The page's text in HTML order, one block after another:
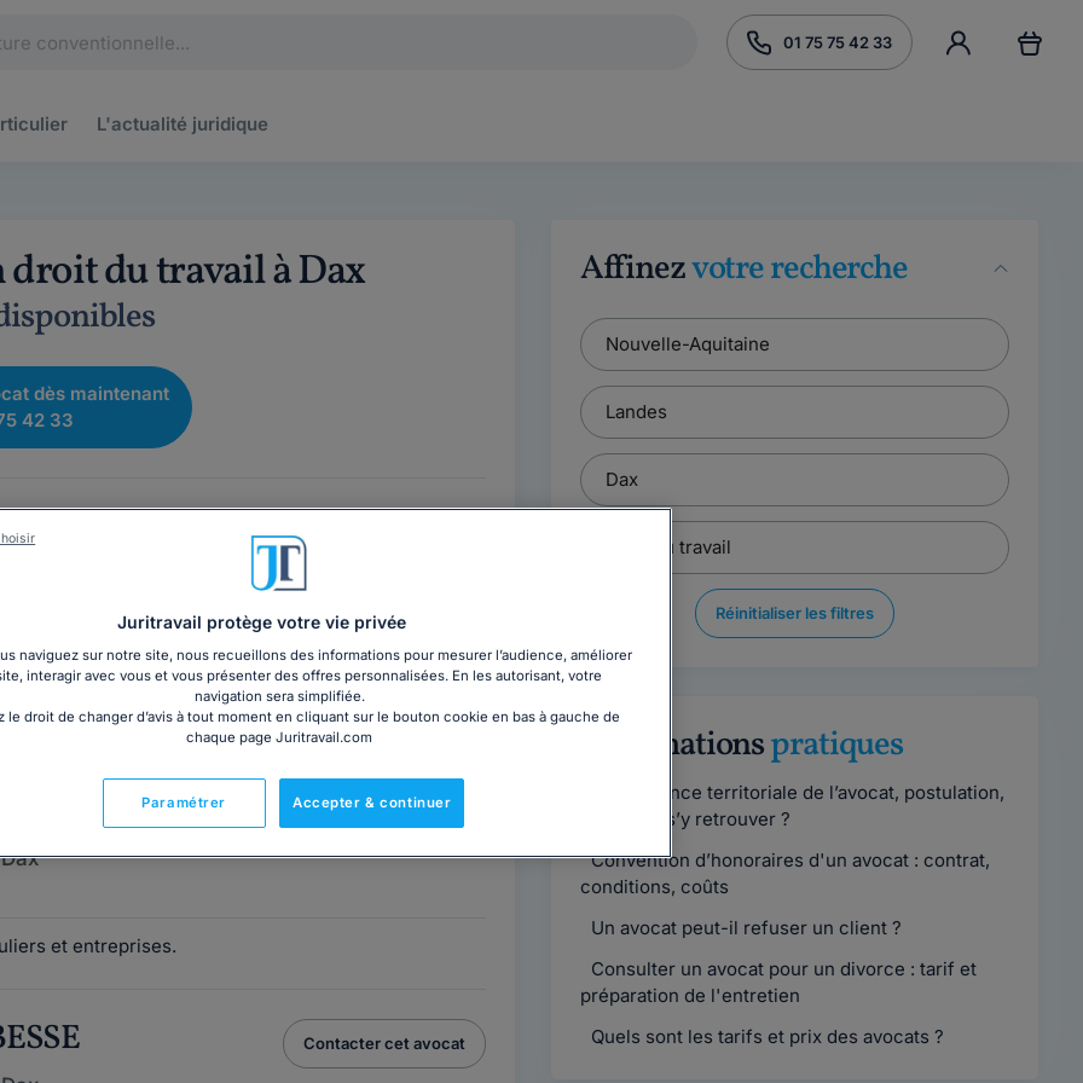
01 75 75 42 33
L'actualité juridique
droit du travail à Dax
dès maintenant
42 33
Barreau de Dax, j'interviens au service
pour les conseiller ou les... Lire la suite
Contacter cet avocat
et entreprises.
Contacter cet avocat
Affinezvotre recherche
Réinitialiser les filtres
Informationspratiques
Compétence territoriale de l’avocat, postulation,
comment s’y retrouver ?
Convention d’honoraires d'un avocat : contrat,
conditions, coûts
Un avocat peut-il refuser un client ?
Consulter un avocat pour un divorce : tarif et
préparation de l'entretien
Quels sont les tarifs et prix des avocats ?
Juritravail protège votre vie privée
naviguez sur notre site, nous recueillons des informations pour mesurer l’audience, améliorer
interagir avec vous et vous présenter des offres personnalisées. En les autorisant, votre
navigation sera simplifiée.
le droit de changer d’avis à tout moment en cliquant sur le bouton cookie en bas à gauche de
chaque page Juritravail.com
Accepter & continuer
Paramétrer